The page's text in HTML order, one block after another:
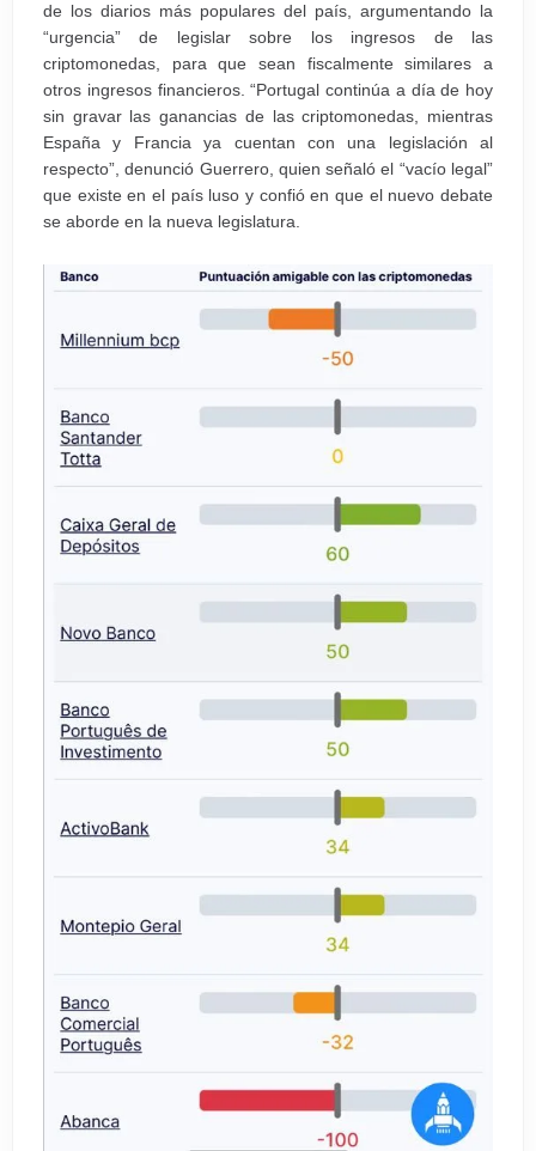
de los diarios más populares del país, argumentando la
“urgencia” de legislar sobre los ingresos de las
criptomonedas, para que sean fiscalmente similares a
otros ingresos financieros. “Portugal continúa a día de hoy
sin gravar las ganancias de las criptomonedas, mientras
España y Francia ya cuentan con una legislación al
respecto”, denunció Guerrero, quien señaló el “vacío legal”
que existe en el país luso y confió en que el nuevo debate
se aborde en la nueva legislatura.